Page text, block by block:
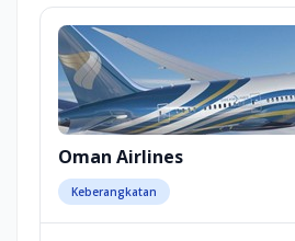
akses Wi-Fi gratis di seluruh
Terdapat juga tempat parkir
yang membawa kendaraan
Address: 6354 اجياد، الهجلة، مكة المكرمة 24231
4404 24231, Saudi Arabia
Telepon: +966125506190
Oman Airlines
Keberangkatan